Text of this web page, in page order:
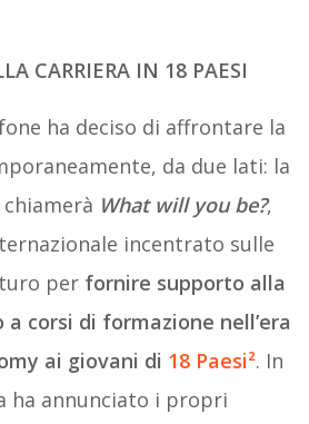
CARRIERA IN 18 PAESI
ha deciso di affrontare la
da due lati: la
What will you be?,
incentrato sulle
per fornire supporto alla
a corsi di formazione nell’era
ai giovani di 18 Paesi². In
ha annunciato i propri